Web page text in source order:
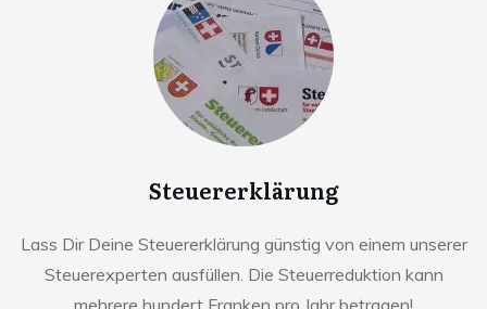
Steuererklärung
Lass Dir Deine Steuererklärung günstig von einem unserer
Steuerexperten ausfüllen. Die Steuerreduktion kann
mehrere hundert Franken pro Jahr betragen!